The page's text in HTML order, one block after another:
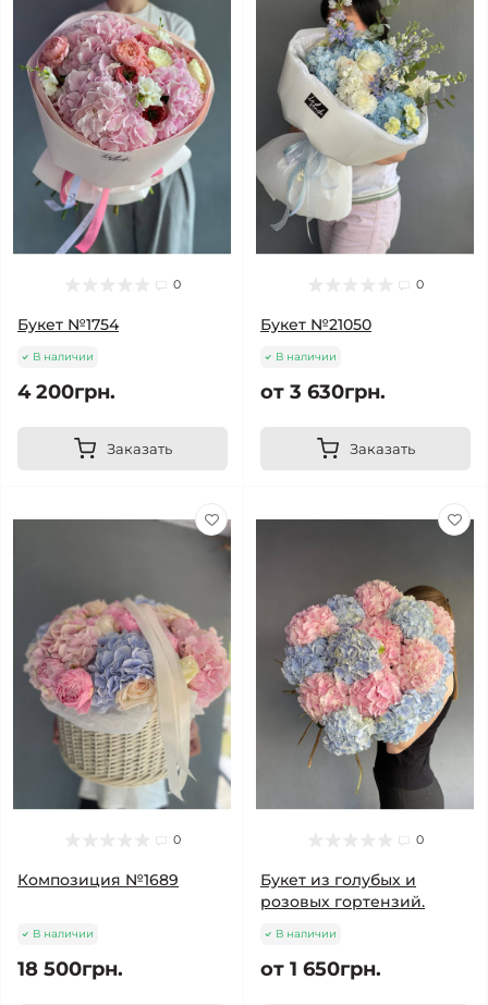
0
Букет №1754
В наличии
4 200грн.
Заказать
0
Букет №21050
В наличии
от 3 630грн.
Заказать
0
Композиция №1689
В наличии
18 500грн.
0
Букет из голубых и
розовых гортензий.
В наличии
от 1 650грн.